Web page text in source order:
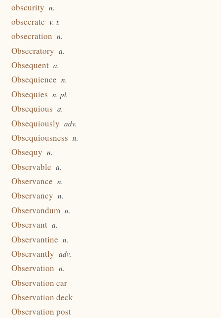
obscurity n.
obsecrate v. t.
obsecration n.
Obsecratory a.
Obsequent a.
Obsequience n.
Obsequies n. pl.
Obsequious a.
Obsequiously adv.
Obsequiousness n.
Obsequy n.
Observable a.
Observance n.
Observancy n.
Observandum n.
Observant a.
Observantine n.
Observantly adv.
Observation n.
Observation car
Observation deck
Observation post